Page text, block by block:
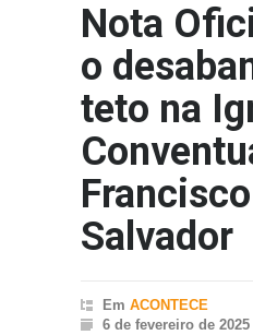
Nota
o
teto na
Salvador
Em ACONTECE
6 de fevereiro de 2025